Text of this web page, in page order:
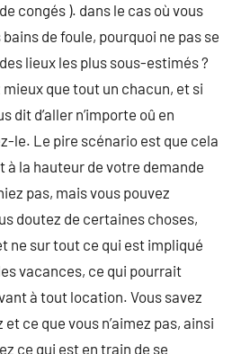
congés ). dans le cas où vous
bains de foule, pourquoi ne pas se
lieux les plus sous-estimés ?
que tout un chacun, et si
dit d’aller n’importe oû en
le. Le pire scénario est que cela
à la hauteur de votre demande
pas, mais vous pouvez
doutez de certaines choses,
ne sur tout ce qui est impliqué
vacances, ce qui pourrait
à tout location. Vous savez
ce que vous n’aimez pas, ainsi
ce qui est en train de se